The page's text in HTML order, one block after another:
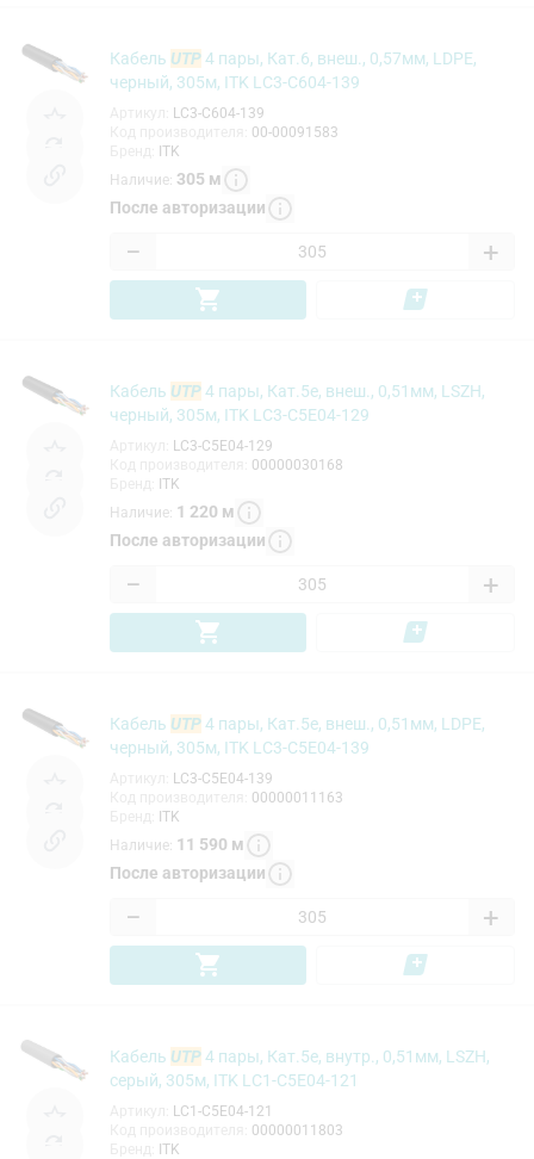
Кабель UTP4 пары, Кат.6, внеш., 0,57мм, LDPE,
черный, 305м, ITK LC3-C604-139
LC3-C604-139
00-00091583
ITK
Наличие: 305 м
После авторизации
− +
Кабель UTP4 пары, Кат.5e, внеш., 0,51мм, LSZH,
черный, 305м, ITK LC3-C5E04-129
LC3-C5E04-129
00000030168
ITK
Наличие: 1 220 м
После авторизации
− +
Кабель UTP4 пары, Кат.5e, внеш., 0,51мм, LDPE,
черный, 305м, ITK LC3-C5E04-139
LC3-C5E04-139
00000011163
ITK
Наличие: 11 590 м
После авторизации
− +
Кабель UTP4 пары, Кат.5e, внутр., 0,51мм, LSZH,
серый, 305м, ITK LC1-C5E04-121
LC1-C5E04-121
00000011803
ITK